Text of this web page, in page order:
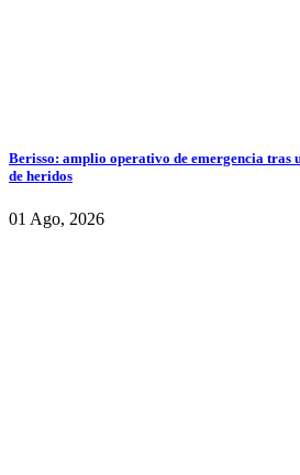
Berisso: amplio operativo de emergencia tras
de heridos
01 Ago, 2026